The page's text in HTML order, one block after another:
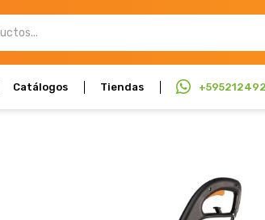
Catálogos Tiendas